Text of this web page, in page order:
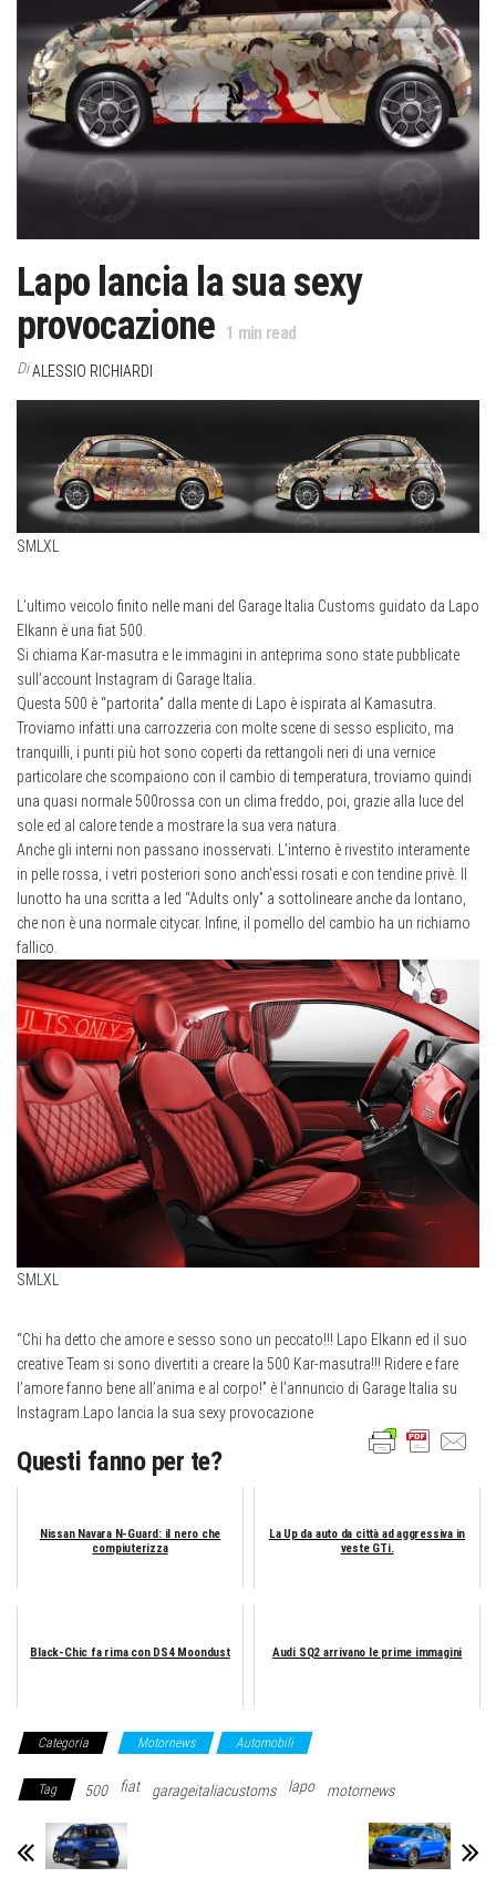
Lapo lancia la sua sexy
provocazione 1 min read
DiALESSIO RICHIARDI
SML XL
L’ultimo veicolo finito nelle mani del Garage Italia Customs guidato da Lapo
Elkann è una fiat 500.
Si chiama Kar-masutra e le immagini in anteprima sono state pubblicate
sull’account Instagram di Garage Italia.
Questa 500 è “partorita” dalla mente di Lapo è ispirata al Kamasutra.
Troviamo infatti una carrozzeria con molte scene di sesso esplicito, ma
tranquilli, i punti più hot sono coperti da rettangoli neri di una vernice
particolare che scompaiono con il cambio di temperatura, troviamo quindi
una quasi normale 500rossa con un clima freddo, poi, grazie alla luce del
sole ed al calore tende a mostrare la sua vera natura.
Anche gli interni non passano inosservati. L’interno è rivestito interamente
in pelle rossa, i vetri posteriori sono anch’essi rosati e con tendine privè. Il
lunotto ha una scritta a led “Adults only” a sottolineare anche da lontano,
che non è una normale citycar. Infine, il pomello del cambio ha un richiamo
fallico.
SM XL
“Chi ha detto che amore e sesso sono un peccato!!! Lapo Elkann ed il suo
creative Team si sono divertiti a creare la 500 Kar-masutra!!! Ridere e fare
l’amore fanno bene all’anima e al corpo!” è l’annuncio di Garage Italia su
Instagram.Lapo lancia la sua sexy provocazione
Questi fanno per te?
Nissan Navara N-Guard: il nero che
compiuterizza
La Up da auto da città ad aggressiva in
veste GTi.
Black-Chic fa rima con DS4 Moondust Audi SQ2 arrivano le prime immagini
Categoria Motornews Automobili
Tag 500 fiat garageitaliacustoms lapo motornews